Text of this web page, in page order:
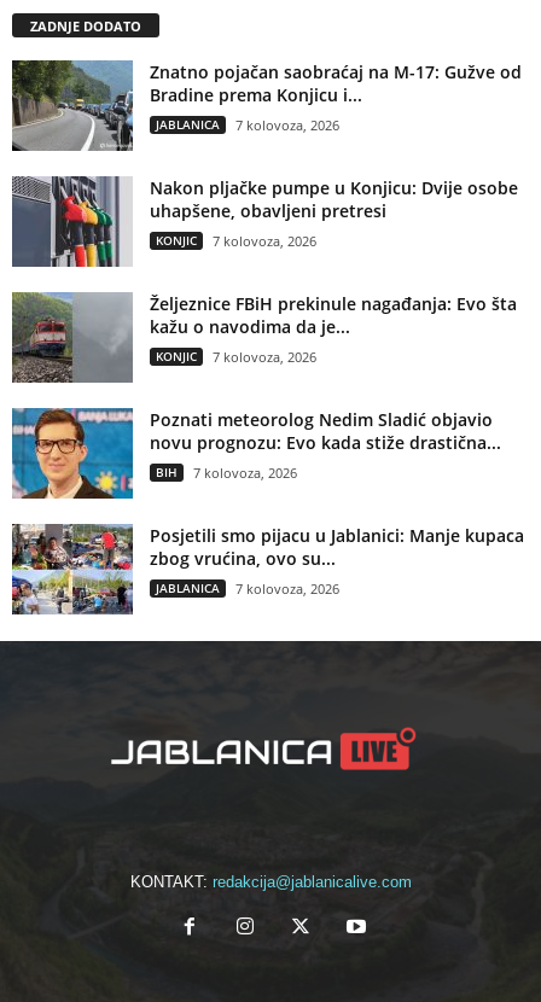
ZADNJE DODATO
Znatno pojačan saobraćaj na M-17: Gužve od
Bradine prema Konjicu i...
JABLANICA 7 kolovoza, 2026
Nakon pljačke pumpe u Konjicu: Dvije osobe
uhapšene, obavljeni pretresi
KONJIC 7 kolovoza, 2026
Željeznice FBiH prekinule nagađanja: Evo šta
kažu o navodima da je...
KONJIC 7 kolovoza, 2026
Poznati meteorolog Nedim Sladić objavio
novu prognozu: Evo kada stiže drastična...
BIH 7 kolovoza, 2026
Posjetili smo pijacu u Jablanici: Manje kupaca
zbog vrućina, ovo su...
JABLANICA 7 kolovoza, 2026
KONTAKT: redakcija@jablanicalive.com